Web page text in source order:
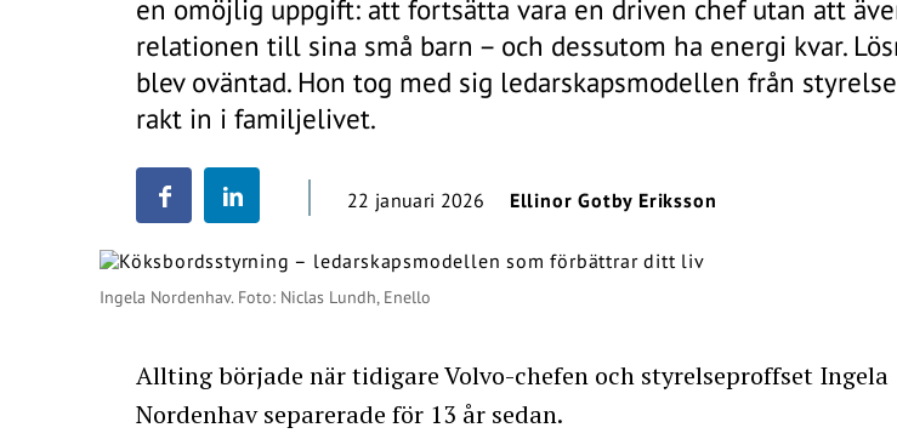
en omöjlig uppgift: att fortsätta vara en driven chef utan att
relationen till sina små barn – och dessutom ha energi kvar.
blev oväntad. Hon tog med sig ledarskapsmodellen från
rakt in i familjelivet.
22 januari 2026 Ellinor Gotby Eriksson
Ingela Nordenhav. Foto: Niclas Lundh, Enello
Allting började när tidigare Volvo-chefen och styrelseproffset Ingela
Nordenhav separerade för 13 år sedan.